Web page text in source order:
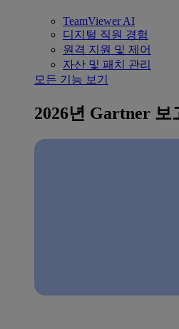
TeamViewer AI
디지털 직원 경험
원격 지원 및 제어
자산 및 패치 관리
모든 기능 보기
2026년 Gartner 보